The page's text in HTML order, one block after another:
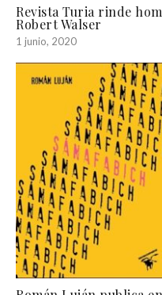
Revista Turia rinde
Robert Walser
1 junio, 2020